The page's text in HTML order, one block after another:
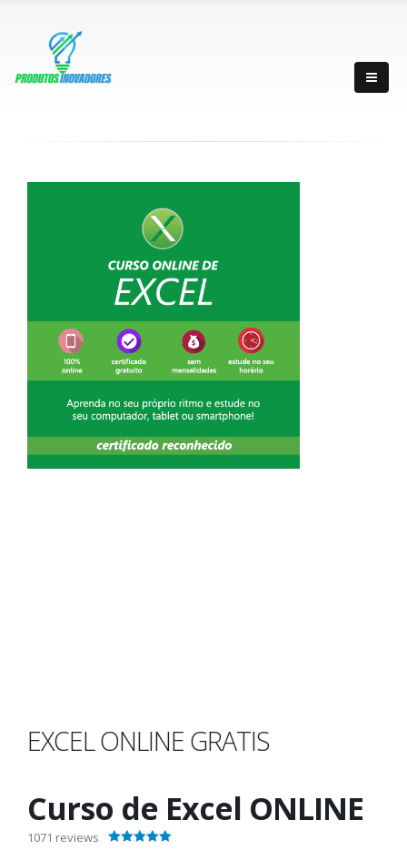
EXCEL ONLINE GRATIS
Curso de Excel ONLINE
1071 reviews